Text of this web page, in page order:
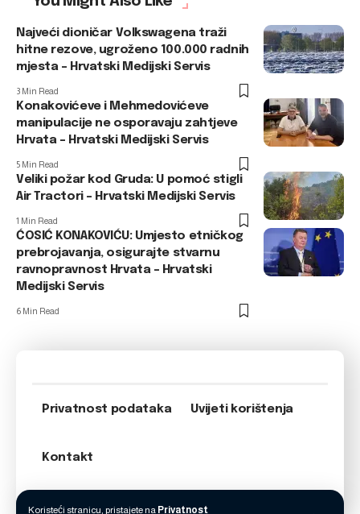
Koristeći stranicu, pristajete na Privatnost
Najveći dioničar Volkswagena traži
hitne rezove, ugroženo 100.000 radnih
mjesta – Hrvatski Medijski Servis
3 Min Read
Konakovićeve i Mehmedovićeve
manipulacije ne osporavaju zahtjeve
Hrvata – Hrvatski Medijski Servis
5 Min Read
Veliki požar kod Gruda: U pomoć stigli
Air Tractori – Hrvatski Medijski Servis
1 Min Read
ĆOSIĆ KONAKOVIĆU: Umjesto etničkog
prebrojavanja, osigurajte stvarnu
ravnopravnost Hrvata – Hrvatski
Medijski Servis
6 Min Read
Privatnost podataka Uvijeti korištenja
Kontakt